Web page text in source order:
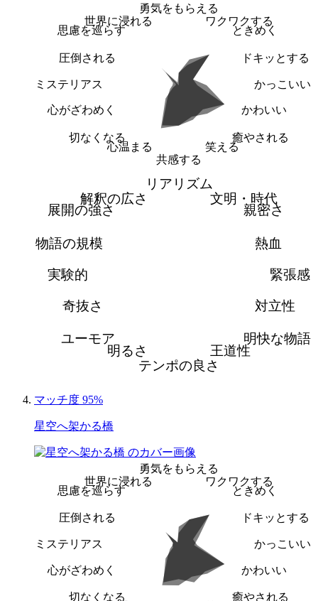
勇気をもらえる
ワクワクする
ときめく
ドキッとする
かっこいい
かわいい
癒やされる
笑える
共感する
心温まる
切なくなる
心がざわめく
ミステリアス
圧倒される
思慮を巡らす
世界に浸れる
リアリズム
文明・時代
親密さ
熱血
緊張感
対立性
明快な物語
王道性
テンポの良さ
明るさ
ユーモア
奇抜さ
実験的
物語の規模
展開の強さ
解釈の広さ
マッチ度 95%
星空へ架かる橋
勇気をもらえる
ワクワクする
ときめく
ドキッとする
かっこいい
かわいい
癒やされる
切なくなる
心がざわめく
ミステリアス
圧倒される
思慮を巡らす
世界に浸れる